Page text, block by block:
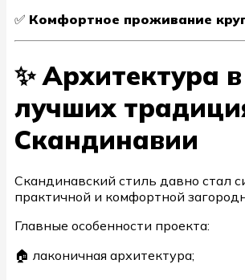
✅ Комфортное проживание
✨ Архитектура в
лучших
Скандинавии
Скандинавский стиль давно стал
практичной и комфортной
Главные особенности проекта:
🏠 лаконичная архитектура;